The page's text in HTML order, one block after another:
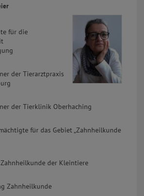
für die
der Tierarztpraxis
der Tierklinik Oberhaching
für das Gebiet „Zahnheilkunde
der Kleintiere
Zahnheilkunde